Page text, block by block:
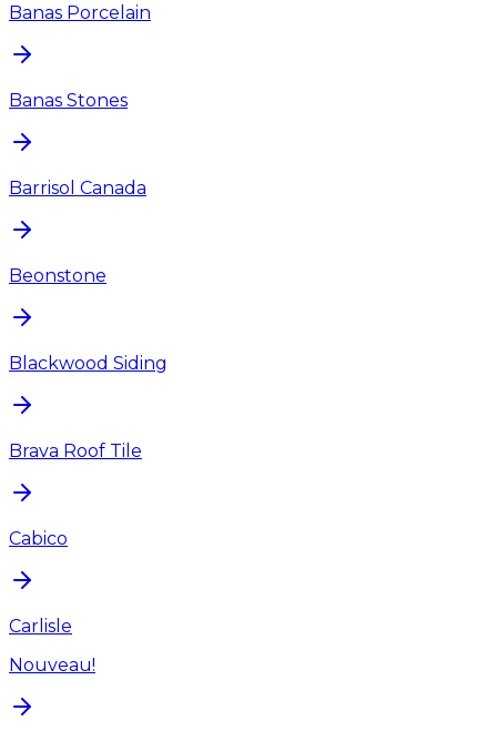
Banas Porcelain
Banas Stones
Barrisol Canada
Beonstone
Blackwood Siding
Brava Roof Tile
Cabico
Carlisle
Nouveau!